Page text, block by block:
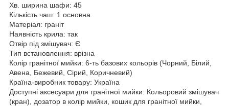
Хв. ширина шафи: 45
Кількість чаш: 1 основна
Матеріал: граніт
Наявність крила: так
Отвір під змішувач: Є
Тип встановлення: врізна
Колір гранітної мийки: 6-ть базових кольорів (Чорний, Білий,
Авена, Бежевий, Сірий, Коричневий)
Країна-виробник товару: Україна
Доступні аксесуари для гранітної мийки: Кольоровий змішувач
(кран), дозатор в колір мийки, кошик для гранітної мийки,